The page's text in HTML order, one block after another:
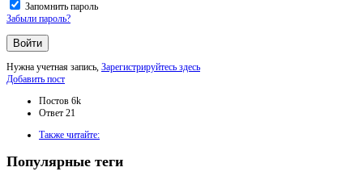
Запомнить пароль
Забыли пароль?
Нужна учетная запись, Зарегистрируйтесь здесь
Боковая
Добавить пост
Статистика
Постов 6k
Ответ 21
Также читайте:
Популярные теги